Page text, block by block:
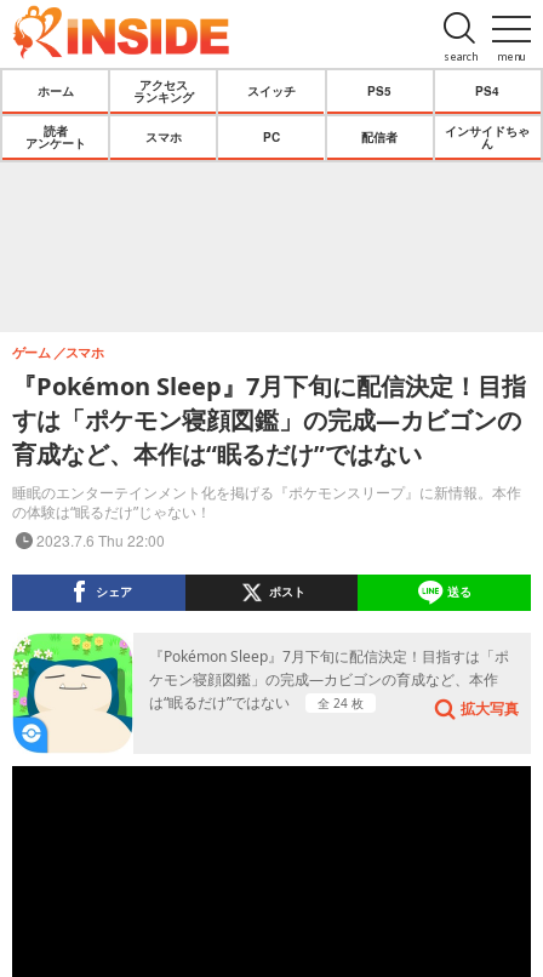
menu
search
ホーム
アクセス
ランキング
スイッチ PS5 PS4
読者
アンケート
スマホ PC 配信者
インサイドちゃ
ん
『Pokémon Sleep』7月下旬に配信決定！目指
すは「ポケモン寝顔図鑑」の完成―カビゴンの
育成など、本作は“眠るだけ”ではない
睡眠のエンターテインメント化を掲げる『ポケモンスリープ』に新情報。本作
の体験は“眠るだけ”じゃない！
ゲーム スマホ
2023.7.6 Thu 22:00
シェア ポスト 送る
『Pokémon Sleep』7月下旬に配信決定！目指すは「ポ
ケモン寝顔図鑑」の完成―カビゴンの育成など、本作
は“眠るだけ”ではない
全 24 枚 拡大写真